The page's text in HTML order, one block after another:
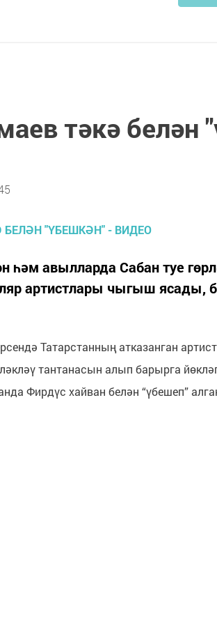
тәкә белән
һәм авылларда Сабан туе
артистлары чыгыш ясады,
Татарстанның атказанган
тантанасын алып барырга
Фирдүс хайван белән “үбешеп”